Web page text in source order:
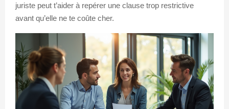
juriste peut t’aider à repérer une clause trop restrictive
avant qu’elle ne te coûte cher.